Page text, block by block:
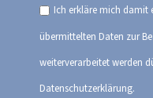
Ich erkläre mich damit
übermittelten Daten zur
weiterverarbeitet werden
Datenschutzerklärung.